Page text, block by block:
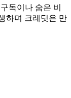
독이나 숨은 비
하며 크레딧은 만